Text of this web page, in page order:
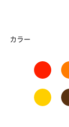
カラー